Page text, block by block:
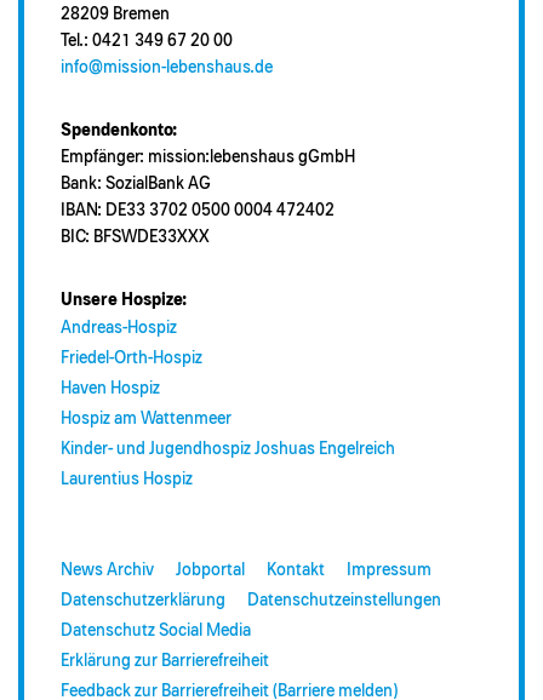
28209 Bremen
Tel.: 0421 349 67 20 00
info@mission-lebenshaus.de
Spendenkonto:
Empfänger: mission:lebenshaus gGmbH
Bank: SozialBank AG
IBAN: DE33 3702 0500 0004 472402
BIC: BFSWDE33XXX
Unsere Hospize:
Andreas-Hospiz
Friedel-Orth-Hospiz
Haven Hospiz
Hospiz am Wattenmeer
Kinder- und Jugendhospiz Joshuas Engelreich
Laurentius Hospiz
News Archiv Jobportal Kontakt
Impressum
Datenschutzerklärung
Datenschutzeinstellungen
Datenschutz Social Media
Erklärung zur Barrierefreiheit
Feedback zur Barrierefreiheit (Barriere melden)